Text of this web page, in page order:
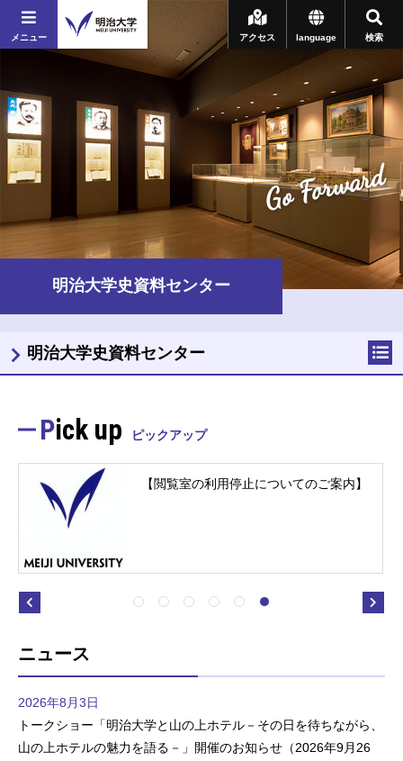
メニュー 検索
language
アクセス
Go Forward
明治大学史資料センター
Pick up ピックアップ
【閲覧室の利用停止についてのご案内】
ニュース
2026年8月3日
トークショー「明治大学と山の上ホテル－その日を待ちながら、
山の上ホテルの魅力を語る－」開催のお知らせ（2026年9月26
明治大学史資料センター